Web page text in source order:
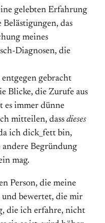
gelebten Erfahrung
Belästigungen, das
meines
Diagnosen, die
gebracht
Blicke, die Zurufe aus
es immer dünne
mitteilen, dass dieses
ich dick_fett bin,
Begründung
mag.
Person, die meine
bewertet, die mir
die ich erfahre, nicht